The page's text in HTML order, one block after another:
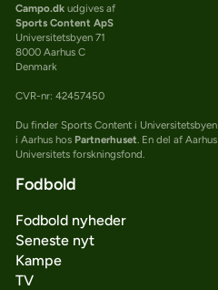
Campo.dkudgives af
Sports Content ApS
Universitetsbyen 71
8000 Aarhus C
Denmark
CVR-nr: 42457450
Du finder Sports Content i Universitetsbyen
i Aarhus hos Partnerhuset. En del af Aarhus
Universitets forskningsfond.
Fodbold
Fodbold nyheder
Seneste nyt
Kampe
TV